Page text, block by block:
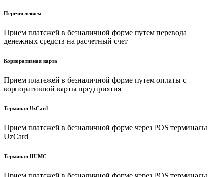
Перечислением
Прием платежей в безналичной форме путем перевода
денежных средств на расчетный счет
Корпоративная карта
Прием платежей в безналичной форме путем оплаты с
корпоративной карты предприятия
Терминал UzCard
Прием платежей в безналичной форме через POS терминалы
UzCard
Терминал HUMO